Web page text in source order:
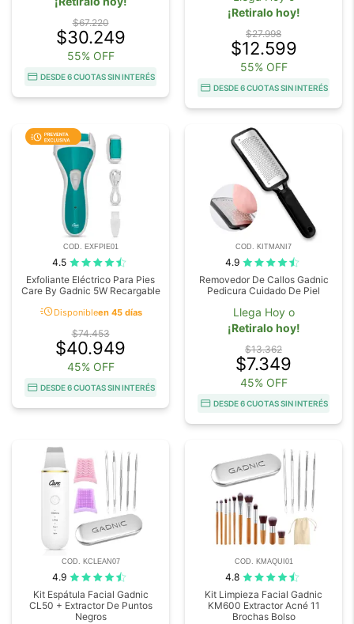
$67.220
$30.249
55% OFF
DESDE 6 CUOTAS SIN INTERÉS
¡Retiralo hoy!
$27.998
$12.599
55% OFF
DESDE 6 CUOTAS SIN INTERÉS
COD. EXFPIE01
4.5
Exfoliante Eléctrico Para Pies
Care By Gadnic 5W Recargable
acuteDisponibleen 45 días
$74.453
$40.949
45% OFF
DESDE 6 CUOTAS SIN INTERÉS
COD. KITMANI7
4.9
Removedor De Callos Gadnic
Pedicura Cuidado De Piel
Llega Hoy o
¡Retiralo hoy!
$13.362
$7.349
45% OFF
DESDE 6 CUOTAS SIN INTERÉS
COD. KCLEAN07
4.9
Kit Espátula Facial Gadnic
CL50 + Extractor De Puntos
Negros
COD. KMAQUI01
4.8
Kit Limpieza Facial Gadnic
KM600 Extractor Acné 11
Brochas Bolso